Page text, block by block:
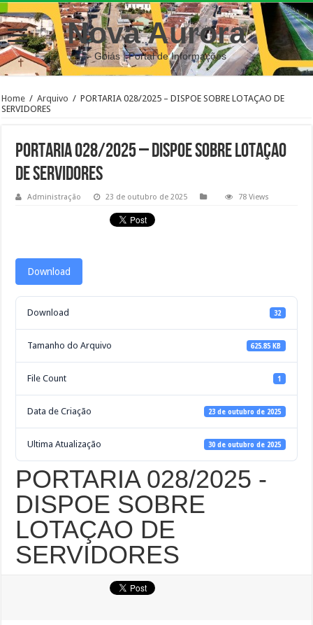
Nova Aurora
– Goiás | Portal de Informações
Home / Arquivo / PORTARIA 028/2025 – DISPOE SOBRE LOTAÇAO DE
SERVIDORES
PORTARIA 028/2025 – DISPOE SOBRE LOTAÇAO
DE SERVIDORES
Administração 23 de outubro de 2025 78 Views
Download
Download 32
Tamanho do Arquivo 625.85 KB
File Count 1
Data de Criação 23 de outubro de 2025
Ultima Atualização 30 de outubro de 2025
PORTARIA 028/2025 -
DISPOE SOBRE
LOTAÇAO DE
SERVIDORES